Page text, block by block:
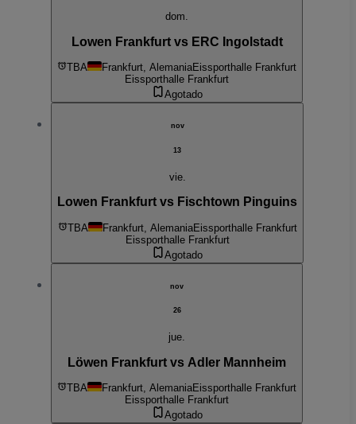
dom.
Lowen Frankfurt vs ERC Ingolstadt
TBA Frankfurt, AlemaniaEissporthalle Frankfurt
Eissporthalle Frankfurt
Agotado
nov
13
vie.
Lowen Frankfurt vs Fischtown Pinguins
TBA Frankfurt, AlemaniaEissporthalle Frankfurt
Eissporthalle Frankfurt
Agotado
nov
26
jue.
Löwen Frankfurt vs Adler Mannheim
TBA Frankfurt, AlemaniaEissporthalle Frankfurt
Eissporthalle Frankfurt
Agotado